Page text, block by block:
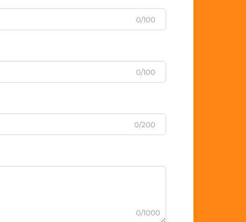
0/100
0/100
0/200
0/1000